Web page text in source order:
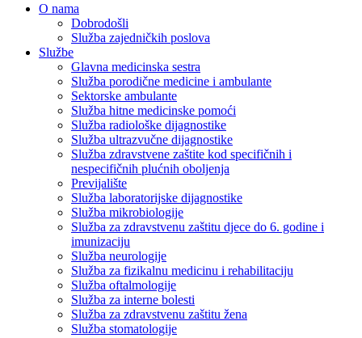
O nama
Dobrodošli
Služba zajedničkih poslova
Službe
Glavna medicinska sestra
Služba porodične medicine i ambulante
Sektorske ambulante
Služba hitne medicinske pomoći
Služba radiološke dijagnostike
Služba ultrazvučne dijagnostike
Služba zdravstvene zaštite kod specifičnih i
nespecifičnih plućnih oboljenja
Previjalište
Služba laboratorijske dijagnostike
Služba mikrobiologije
Služba za zdravstvenu zaštitu djece do 6. godine i
imunizaciju
Služba neurologije
Služba za fizikalnu medicinu i rehabilitaciju
Služba oftalmologije
Služba za interne bolesti
Služba za zdravstvenu zaštitu žena
Služba stomatologije